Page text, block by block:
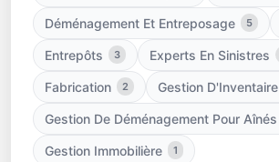
Déménagement Et Entreposage 5
Entrepôts 3 Experts En Sinistres
Fabrication 2 Gestion D'Inventaire
Gestion De Déménagement Pour Aînés
Gestion Immobilière 1